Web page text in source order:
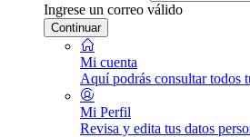
Ingrese un correo válido
Continuar
Mi cuenta
Aquí podrás consultar todos
Mi Perfil
Revisa y edita tus datos